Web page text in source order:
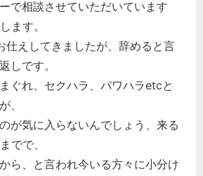
で相談させていただいています
ます。
仕えしてきましたが、辞めると言
しです。
ぐれ、セクハラ、パワハラetcと
、
が気に入らないんでしょう、来る
でで、
ら、と言われ今いる方々に小分け